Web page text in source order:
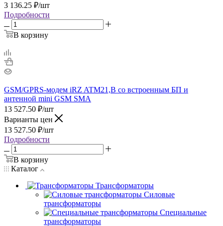
3 136.25 ₽/шт
Подробности
В корзину
GSM/GPRS-модем iRZ ATM21,B со встроенным БП и
антенной mini GSM SMA
13 527.50 ₽/шт
Варианты цен
13 527.50 ₽/шт
Подробности
В корзину
Каталог
Трансформаторы
Силовые
трансформаторы
Специальные
трансформаторы